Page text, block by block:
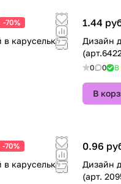
-70% 1.44
Дизайн
0 0 В
В
-70%
в карусельке
0.96
Дизайн
(арт.